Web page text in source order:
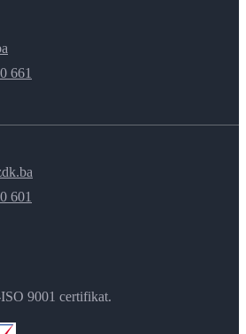
661
601
9001 certifikat.